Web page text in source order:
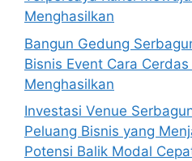
Menghasilkan
Bangun Gedung
Bisnis Event Cara
Menghasilkan
Investasi Venue
Peluang Bisnis yang
Potensi Balik Modal